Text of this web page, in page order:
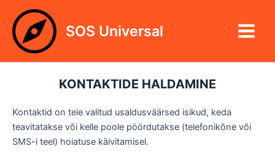
content
SOS Universal
Menu
KONTAKTIDE HALDAMINE
Kontaktid on teie valitud usaldusväärsed isikud, keda
teavitatakse või kelle poole pöördutakse (telefonikõne või
SMS-i teel) hoiatuse käivitamisel.